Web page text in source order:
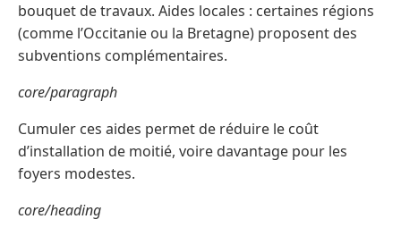
bouquet de travaux. Aides locales : certaines régions
(comme l’Occitanie ou la Bretagne) proposent des
subventions complémentaires.
core/paragraph
Cumuler ces aides permet de réduire le coût
d’installation de moitié, voire davantage pour les
foyers modestes.
core/heading